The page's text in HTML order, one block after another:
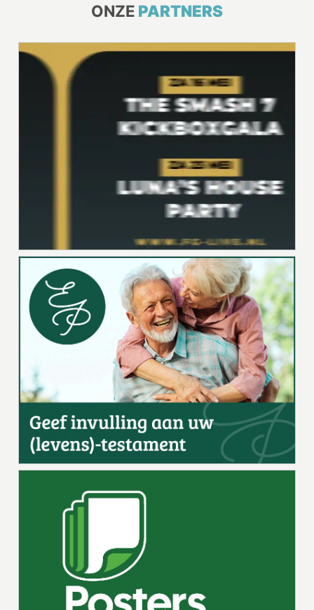
ONZE PARTNERS